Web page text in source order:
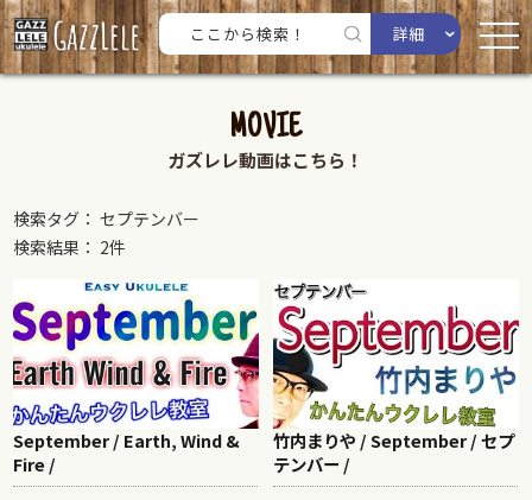
詳細
MOVIE
ガズレレ動画はこちら！
検索タグ： セプテンバー
検索結果： 2件
September / Earth, Wind &
Fire /
竹内まりや / September / セプ
テンバー /